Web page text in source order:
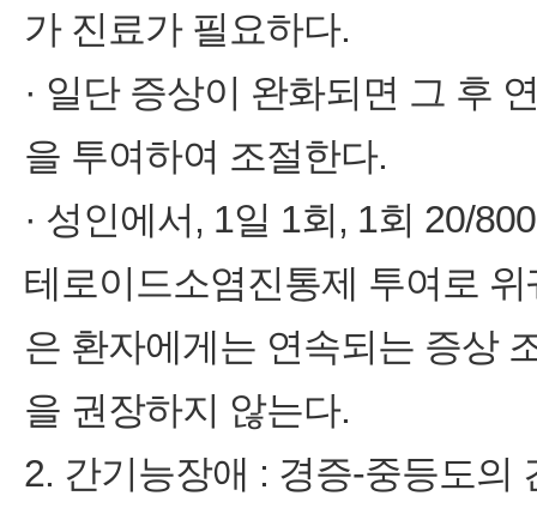
가 진료가 필요하다.
· 일단 증상이 완화되면 그 후
을 투여하여 조절한다.
· 성인에서, 1일 1회, 1회 20/
테로이드소염진통제 투여로
은 환자에게는 연속되는 증상
을 권장하지 않는다.
2. 간기능장애 : 경증-중등도의